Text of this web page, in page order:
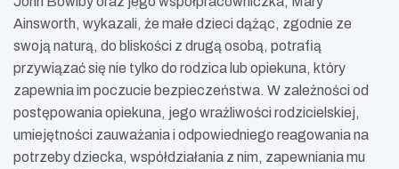
Ainsworth, wykazali, że małe dzieci dążąc, zgodnie ze
swoją naturą, do bliskości z drugą osobą, potrafią
przywiązać się nie tylko do rodzica lub opiekuna, który
zapewnia im poczucie bezpieczeństwa. W zależności od
postępowania opiekuna, jego wrażliwości rodzicielskiej,
umiejętności zauważania i odpowiedniego reagowania na
potrzeby dziecka, współdziałania z nim, zapewniania mu